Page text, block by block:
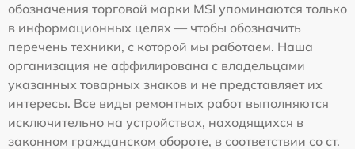
обозначения торговой марки MSI упоминаются только
в информационных целях — чтобы обозначить
перечень техники, с которой мы работаем. Наша
организация не аффилирована с владельцами
указанных товарных знаков и не представляет их
интересы. Все виды ремонтных работ выполняются
исключительно на устройствах, находящихся в
законном гражданском обороте, в соответствии со ст.